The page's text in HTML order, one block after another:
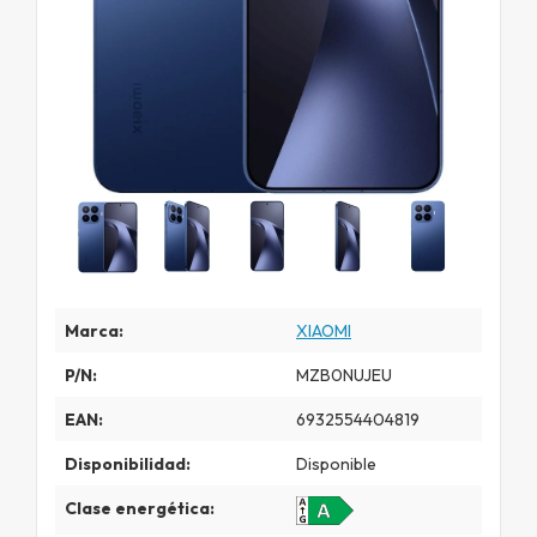
Marca: XIAOMI
P/N: MZB0NUJEU
EAN: 6932554404819
Disponibilidad: Disponible
Clase energética: